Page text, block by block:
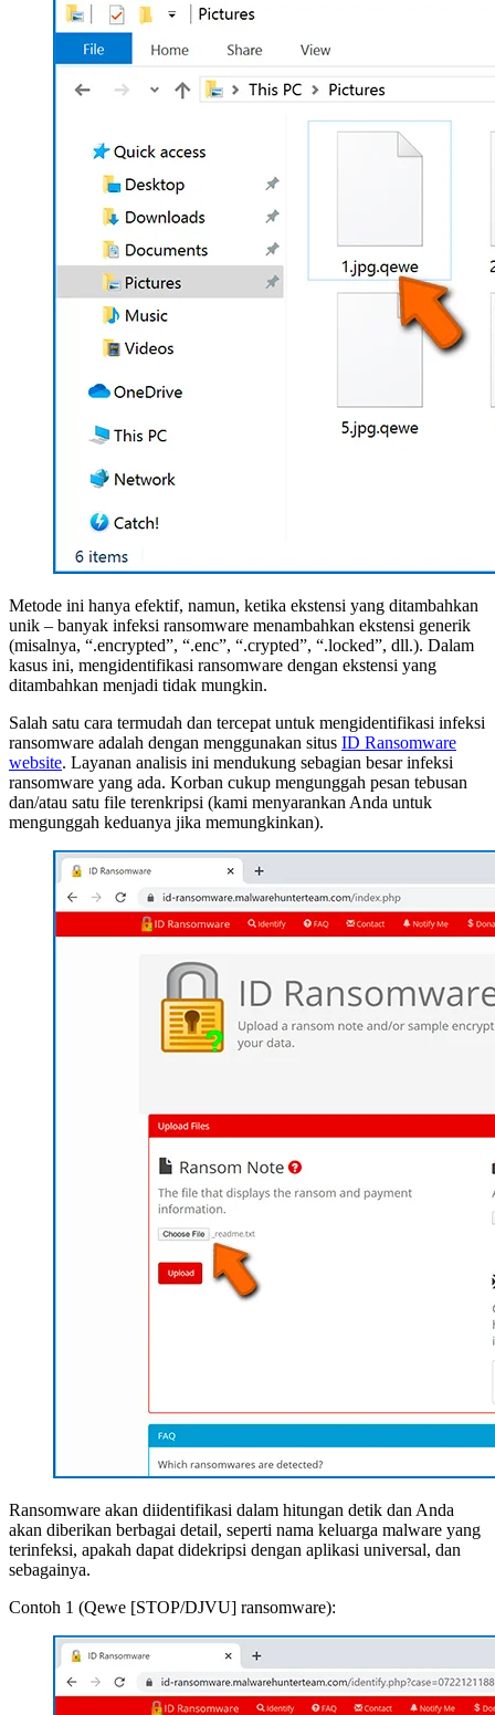
Metode ini hanya efektif, namun, ketika ekstensi yang ditambahkan
unik – banyak infeksi ransomware menambahkan ekstensi generik
(misalnya, “.encrypted”, “.enc”, “.crypted”, “.locked”, dll.). Dalam
kasus ini, mengidentifikasi ransomware dengan ekstensi yang
ditambahkan menjadi tidak mungkin.
Salah satu cara termudah dan tercepat untuk mengidentifikasi infeksi
ransomware adalah dengan menggunakan situs ID Ransomware
website. Layanan analisis ini mendukung sebagian besar infeksi
ransomware yang ada. Korban cukup mengunggah pesan tebusan
dan/atau satu file terenkripsi (kami menyarankan Anda untuk
mengunggah keduanya jika memungkinkan).
Ransomware akan diidentifikasi dalam hitungan detik dan Anda
akan diberikan berbagai detail, seperti nama keluarga malware yang
terinfeksi, apakah dapat didekripsi dengan aplikasi universal, dan
sebagainya.
Contoh 1 (Qewe [STOP/DJVU] ransomware):